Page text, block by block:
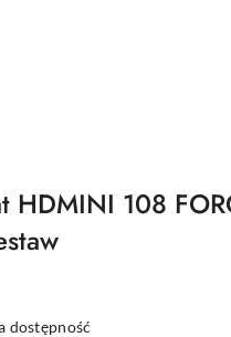
HDMINI 108
dostępność